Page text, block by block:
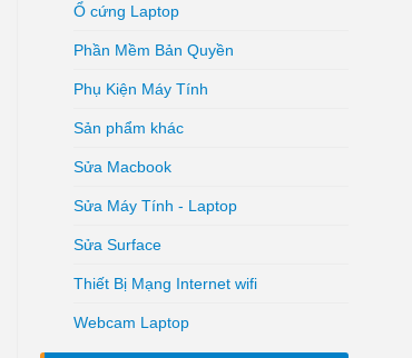
Ổ cứng Laptop
Phần Mềm Bản Quyền
Phụ Kiện Máy Tính
Sản phẩm khác
Sửa Macbook
Sửa Máy Tính - Laptop
Sửa Surface
Thiết Bị Mạng Internet wifi
Webcam Laptop